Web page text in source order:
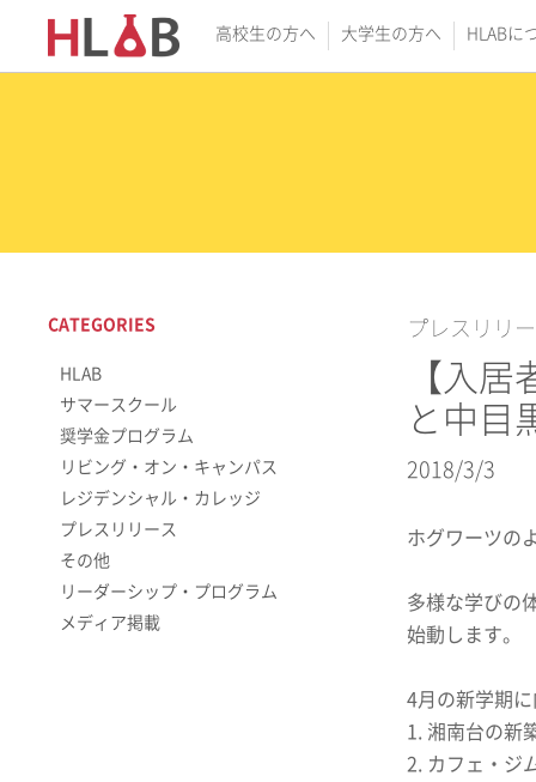
高校生の方へ 大学生の方へ HLABに
プレスリリ
【入
と中目
2018/3/3
ホグワーツの
多様な学びの
始動します。
4月の新学期
1. 湘南台の新
2. カフェ・ジ
CATEGORIES
HLAB
サマースクール
奨学金プログラム
リビング・オン・キャンパス
レジデンシャル・カレッジ
プレスリリース
その他
リーダーシップ・プログラム
メディア掲載